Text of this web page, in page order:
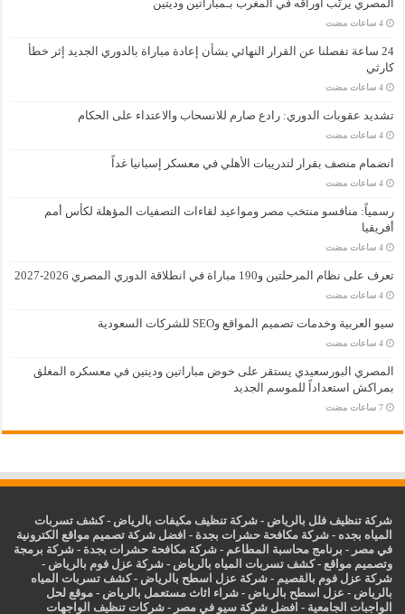
المصري يرتّب أوراقه في المغرب بـمباراتين وديتين
‏4 ساعات مضت
24 ساعة تفصلنا عن القرار النهائي بشأن إعادة مباراة بالدوري الجديد إثر خطأ
كارثي
‏4 ساعات مضت
تشديد عقوبات الدوري: رادع صارم للانسحاب والاعتداء على الحكام
‏4 ساعات مضت
انضمام منصف بقرار لتدريبات الأهلي في معسكر إسبانيا غداً
‏4 ساعات مضت
رسمياً: منافسو منتخب مصر ومواعيد لقاءات التصفيات المؤهلة لكأس أمم
أفريقيا
‏4 ساعات مضت
تعرف على نظام المرحلتين و190 مباراة في انطلاقة الدوري المصري 2026-2027
‏4 ساعات مضت
سيو العربية وخدمات تصميم المواقع وSEO للشركات السعودية
‏4 ساعات مضت
المصري البورسعيدي يستقر على خوض مباراتين وديتين في معسكره المغلق
بمراكش استعداداً للموسم الجديد
‏7 ساعات مضت
شركة تنظيف فلل بالرياض -شركة تنظيف مكيفات بالرياض -كشف تسربات
المياه بجده -شركة مكافحة حشرات بجدة - افضل شركة تصميم مواقع الكترونية
في مصر - برنامج محاسبة المطاعم -شركة مكافحة حشرات بجدة -شركة برمجة
وتصميم مواقع -كشف تسربات المياه بالرياض -شركة عزل فوم بالرياض -
شركة عزل فوم بالقصيم -شركة عزل اسطح بالرياض -كشف تسربات المياه
بالرياض - عزل اسطح بالرياض -شراء اثاث مستعمل بالرياض - موقع لحل
الواجبات الجامعية - افضل شركة سيو في مصر -شركات تنظيف الواجهات